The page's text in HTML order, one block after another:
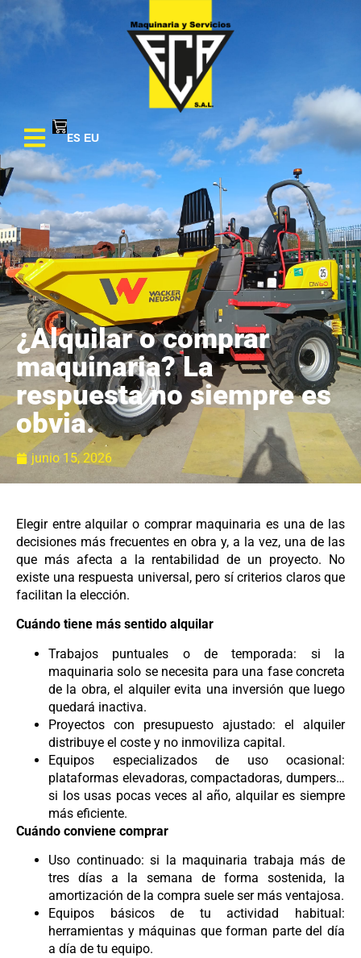
ES EU
¿Alquilar o comprar
maquinaria? La
respuesta no siempre es
obvia.
junio 15, 2026
Elegir entre alquilar o comprar maquinaria es una de las
decisiones más frecuentes en obra y, a la vez, una de las
que más afecta a la rentabilidad de un proyecto. No
existe una respuesta universal, pero sí criterios claros que
facilitan la elección.
Cuándo tiene más sentido alquilar
Trabajos puntuales o de temporada: si la
maquinaria solo se necesita para una fase concreta
de la obra, el alquiler evita una inversión que luego
quedará inactiva.
Proyectos con presupuesto ajustado: el alquiler
distribuye el coste y no inmoviliza capital.
Equipos especializados de uso ocasional:
plataformas elevadoras, compactadoras, dumpers…
si los usas pocas veces al año, alquilar es siempre
más eficiente.
Cuándo conviene comprar
Uso continuado: si la maquinaria trabaja más de
tres días a la semana de forma sostenida, la
amortización de la compra suele ser más ventajosa.
Equipos básicos de tu actividad habitual:
herramientas y máquinas que forman parte del día
a día de tu equipo.